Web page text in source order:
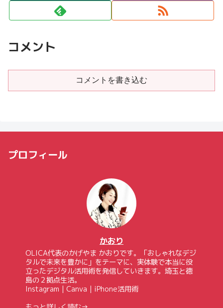
コメント
コメントを書き込む
プロフィール
かおり
OLICA代表のかげやま かおりです。「おしゃれなデジ
タルで未来を豊かに」をテーマに、実体験で本当に役
立ったデジタル活用術を発信していきます。埼玉と徳
島の２拠点生活。
Instagram｜Canva｜iPhone活用術